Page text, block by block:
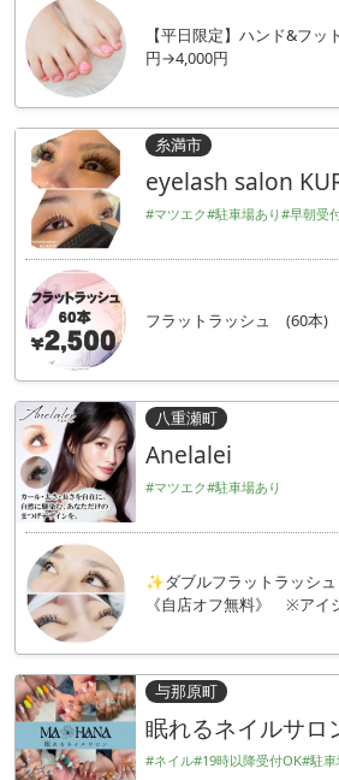
【平日限定】ハンド&フ
円→4,000円
糸満市
eyelash salon
#マツエク#駐車場あり#早朝受
フラットラッシュ (60本)
八重瀬町
Anelalei
#マツエク#駐車場あり
✨ダブルフラットラッシ
《自店オフ無料》 ※アイ
与那原町
眠れるネイルサロ
#ネイル#19時以降受付OK#駐車